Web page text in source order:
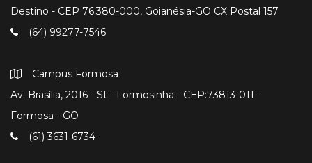
Destino - CEP 76.380-000, Goianésia-GO CX Postal 157
(64) 99277-7546
Campus Formosa
Av. Brasília, 2016 - St - Formosinha - CEP:73813-011 -
Formosa - GO
(61) 3631-6734